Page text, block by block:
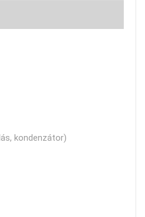
kondenzátor)